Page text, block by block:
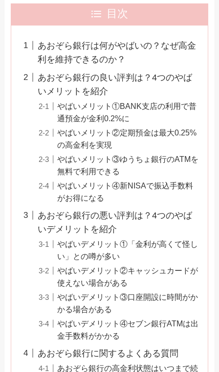
目次
あおぞら銀行は何がやばいの？なぜ高金
利を維持できるのか？
あおぞら銀行の良い評判は？4つのやば
いメリットを紹介
やばいメリット①BANK支店の利用で普
通預金が金利0.2%に
やばいメリット②定期預金は最大0.25%
の高金利を実現
やばいメリット③ゆうちょ銀行のATMを
無料で利用できる
やばいメリット④新NISAで振込手数料
がお得になる
あおぞら銀行の悪い評判は？4つのやば
いデメリットを紹介
やばいデメリット①「金利が高くて怪し
い」との噂が多い
やばいデメリット②キャッシュカードが
使えない場合がある
やばいデメリット③口座開設に時間がか
かる場合がある
やばいデメリット④セブン銀行ATMは出
金手数料がかかる
あおぞら銀行に関するよくある質問
あおぞら銀行の高金利状態はいつまで続